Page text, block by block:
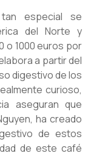
especial se
del Norte y
o 1000 euros por
a partir del
digestivo de los
curioso,
aseguran que
ha creado
de estos
de este café